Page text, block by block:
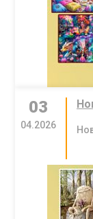
03
04.2026